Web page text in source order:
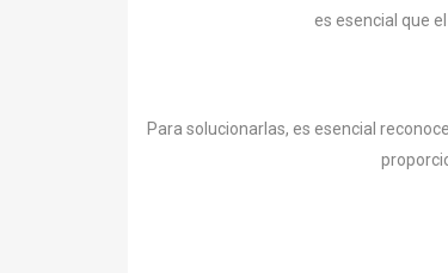
es esencial que
Para solucionarlas, es esencial